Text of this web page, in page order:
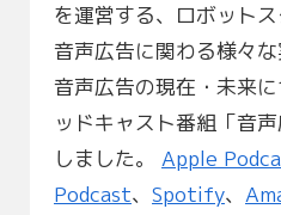
を運営する、ロボットス
音声広告に関わる様々な
音声広告の現在・未来
ッドキャスト番組「音
しました。 Apple
Podcast、 Spotify、